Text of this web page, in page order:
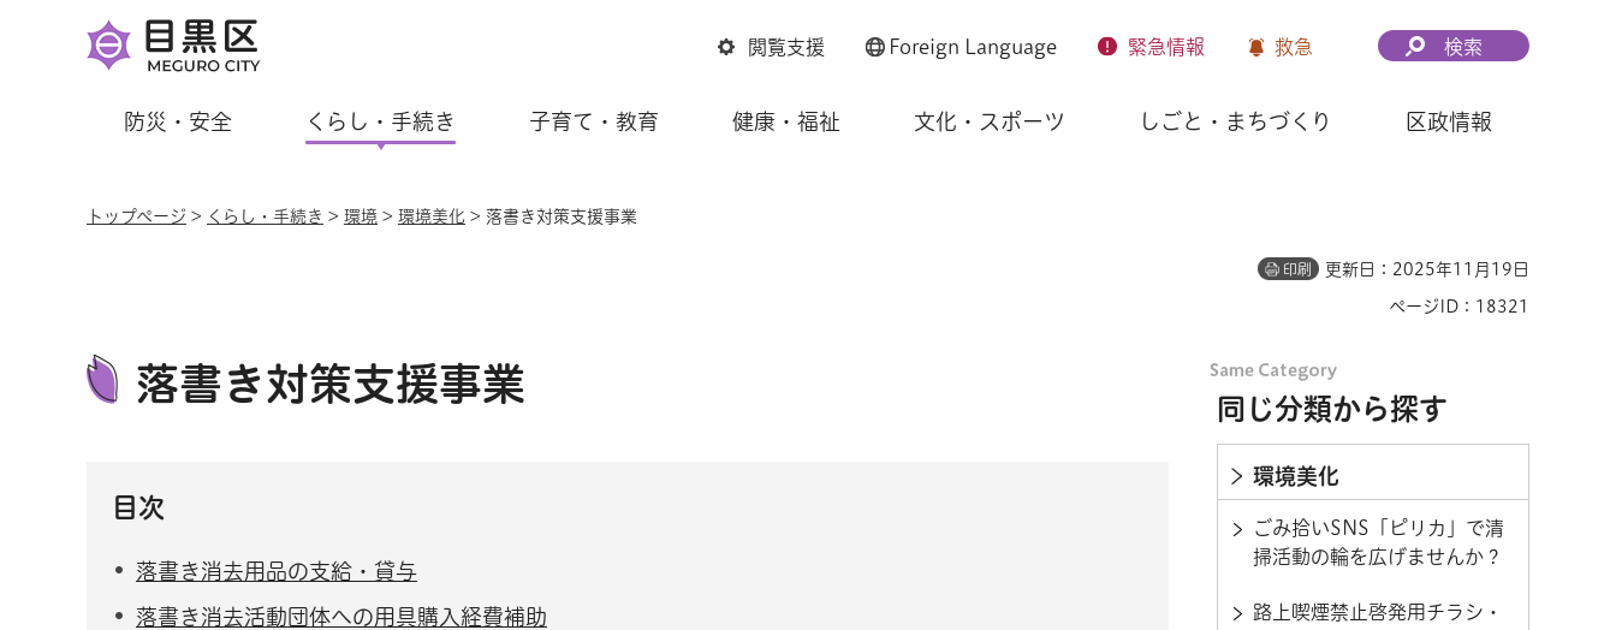
閲覧支援 Foreign Language 緊急情報 救急 検索
防災・安全 くらし・手続き 子育て・教育 健康・福祉 文化・スポーツ しごと・まちづくり 区政情報
トップページ > くらし・手続き > 環境 > 環境美化 > 落書き対策支援事業
印刷 更新日：2025年11月19日
ページID：18321
落書き対策支援事業
目次
落書き消去用品の支給・貸与
落書き消去活動団体への用具購入経費補助
同じ分類から探す
環境美化
ごみ拾いSNS「ピリカ」で清
掃活動の輪を広げませんか？
路上喫煙禁止啓発用チラシ・